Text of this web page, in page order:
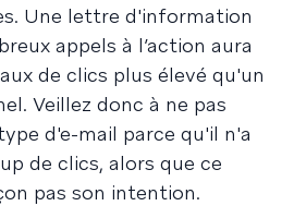
Une lettre d'information
appels à l’action aura
de clics plus élevé qu'un
Veillez donc à ne pas
d'e-mail parce qu'il n'a
de clics, alors que ce
pas son intention.